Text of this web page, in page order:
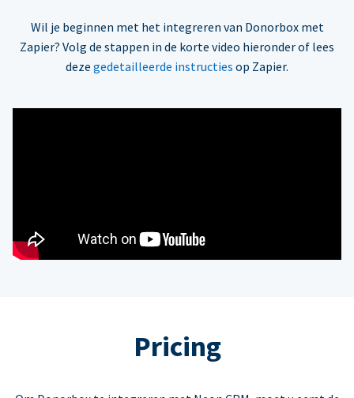
Wil je beginnen met het integreren van Donorbox met
Zapier? Volg de stappen in de korte video hieronder of lees
deze gedetailleerde instructies op Zapier.
Pricing